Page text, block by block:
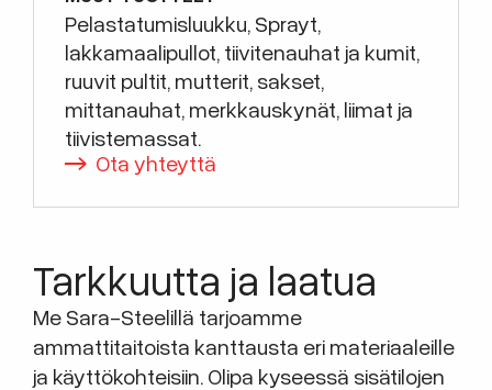
Pelastatumisluukku, Sprayt,
lakkamaalipullot, tiivitenauhat ja kumit,
ruuvit pultit, mutterit, sakset,
mittanauhat, merkkauskynät, liimat ja
tiivistemassat.
Ota yhteyttä
Tarkkuutta ja laatua
Me Sara-Steelillä tarjoamme
ammattitaitoista kanttausta eri materiaaleille
ja käyttökohteisiin. Olipa kyseessä sisätilojen